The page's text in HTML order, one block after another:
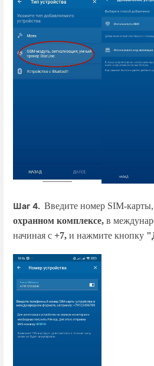
Шаг 4. Введите номер SIM-
охранном комплексе, в
начиная с +7, и нажмите кнопку